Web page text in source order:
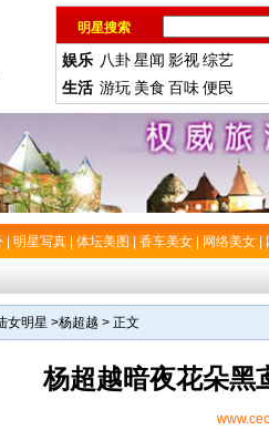
明星搜索
娱乐 八卦星闻 影视综艺
生活 游玩 美食 百味便民
明星写真 体坛美图 香车美女 网络美女
女明星 >杨超越 > 正文
杨超越暗夜花朵黑